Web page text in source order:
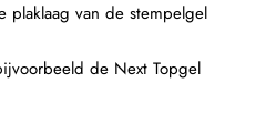
plaklaag van de stempelgel
de Next Topgel